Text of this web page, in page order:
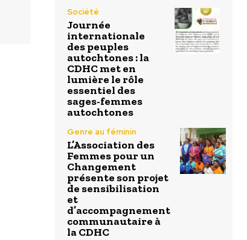
Société
Journée
internationale
des peuples
autochtones : la
CDHC met en
lumière le rôle
essentiel des
sages-femmes
autochtones
Genre au féminin
L’Association des
Femmes pour un
Changement
présente son projet
de sensibilisation
et
d’accompagnement
communautaire à
la CDHC